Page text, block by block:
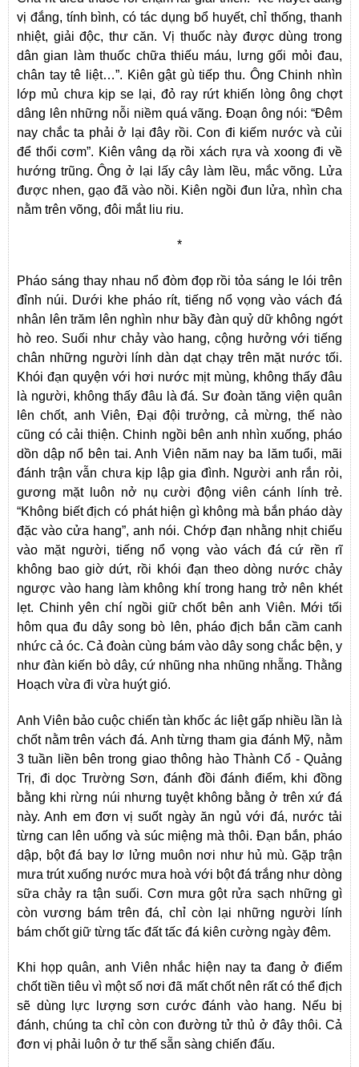
vị đắng, tính bình, có tác dụng bổ huyết, chỉ thống, thanh
nhiệt, giải độc, thư căn. Vị thuốc này được dùng trong
dân gian làm thuốc chữa thiếu máu, lưng gối mỏi đau,
chân tay tê liệt…”. Kiên gật gù tiếp thu. Ông Chinh nhìn
lớp mủ chưa kịp se lại, đỏ ray rứt khiến lòng ông chợt
dâng lên những nỗi niềm quá vãng. Đoạn ông nói: “Đêm
nay chắc ta phải ở lại đây rồi. Con đi kiếm nước và củi
để thổi cơm”. Kiên vâng dạ rồi xách rựa và xoong đi về
hướng trũng. Ông ở lại lấy cây làm lều, mắc võng. Lửa
được nhen, gạo đã vào nồi. Kiên ngồi đun lửa, nhìn cha
nằm trên võng, đôi mắt liu riu.
*
Pháo sáng thay nhau nổ đòm đọp rồi tỏa sáng le lói trên
đỉnh núi. Dưới khe pháo rít, tiếng nổ vọng vào vách đá
nhân lên trăm lên nghìn như bầy đàn quỷ dữ không ngớt
hò reo. Suối như chảy vào hang, cộng hưởng với tiếng
chân những người lính dàn dạt chạy trên mặt nước tối.
Khói đạn quyện với hơi nước mịt mùng, không thấy đâu
là người, không thấy đâu là đá. Sư đoàn tăng viện quân
lên chốt, anh Viên, Đại đội trưởng, cả mừng, thế nào
cũng có cải thiện. Chinh ngồi bên anh nhìn xuống, pháo
dồn dập nổ bên tai. Anh Viên năm nay ba lăm tuổi, mãi
đánh trận vẫn chưa kịp lập gia đình. Người anh rắn rỏi,
gương mặt luôn nở nụ cười động viên cánh lính trẻ.
“Không biết địch có phát hiện gì không mà bắn pháo dày
đặc vào cửa hang”, anh nói. Chớp đạn nhằng nhịt chiếu
vào mặt người, tiếng nổ vọng vào vách đá cứ rền rĩ
không bao giờ dứt, rồi khói đạn theo dòng nước chảy
ngược vào hang làm không khí trong hang trở nên khét
lẹt. Chinh yên chí ngồi giữ chốt bên anh Viên. Mới tối
hôm qua đu dây song bò lên, pháo địch bắn cầm canh
nhức cả óc. Cả đoàn cùng bám vào dây song chắc bện, y
như đàn kiến bò dây, cứ nhũng nha nhũng nhẵng. Thằng
Hoạch vừa đi vừa huýt gió.
Anh Viên bảo cuộc chiến tàn khốc ác liệt gấp nhiều lần là
chốt nằm trên vách đá. Anh từng tham gia đánh Mỹ, nằm
3 tuần liền bên trong giao thông hào Thành Cổ - Quảng
Trị, đi dọc Trường Sơn, đánh đồi đánh điểm, khi đồng
bằng khi rừng núi nhưng tuyệt không bằng ở trên xứ đá
này. Anh em đơn vị suốt ngày ăn ngủ với đá, nước tải
từng can lên uống và súc miệng mà thôi. Đạn bắn, pháo
dập, bột đá bay lơ lửng muôn nơi như hủ mù. Gặp trận
mưa trút xuống nước mưa hoà với bột đá trắng như dòng
sữa chảy ra tận suối. Cơn mưa gột rửa sạch những gì
còn vương bám trên đá, chỉ còn lại những người lính
bám chốt giữ từng tấc đất tấc đá kiên cường ngày đêm.
Khi họp quân, anh Viên nhắc hiện nay ta đang ở điểm
chốt tiền tiêu vì một số nơi đã mất chốt nên rất có thể địch
sẽ dùng lực lượng sơn cước đánh vào hang. Nếu bị
đánh, chúng ta chỉ còn con đường tử thủ ở đây thôi. Cả
đơn vị phải luôn ở tư thế sẵn sàng chiến đấu.